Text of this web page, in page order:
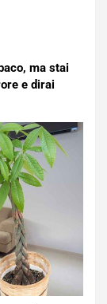
ma stai
e dirai